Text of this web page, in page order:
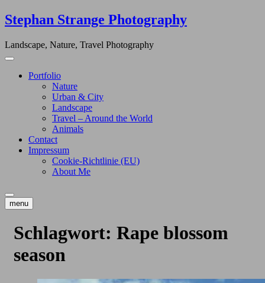
Skip
to
Stephan Strange Photography
Landscape, Nature, Travel Photography
Portfolio
Nature
Urban & City
Landscape
Travel – Around the World
Animals
Contact
Impressum
Cookie-Richtlinie (EU)
About Me
menu
Schlagwort: Rape blossom
season